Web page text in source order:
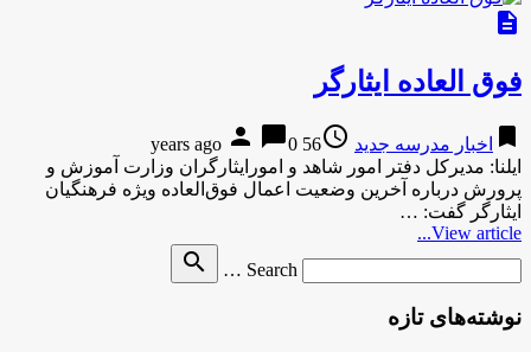
description
فوق العاده ایثارگر
bookmark اخبار مدرسه جدید access_time
56 years ago
person chat_bubble0
ایلنا: مدیرکل دفتر امور شاهد و امورایثارگران وزارت آموزش و
پرورش درباره آخرین وضعیت اعمال فوق‌العاده ویژه فرهنگیان
ایثارگر گفت: …
View article...
Search …
search
نوشته‌های تازه